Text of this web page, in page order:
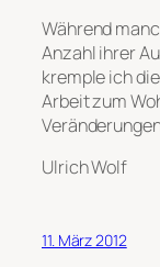
Während
Anzahl ihrer
kremple ich
Arbeit zum
Ulrich Wolf
11. März 2012